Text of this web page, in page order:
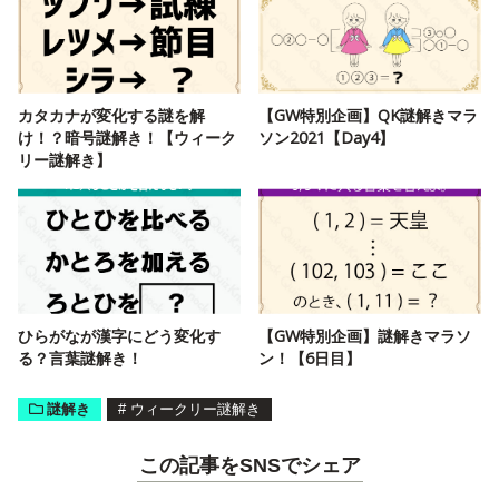
カタカナが変化する謎を解
け！？暗号謎解き！【ウィーク
リー謎解き】
【GW特別企画】QK謎解きマラ
ソン2021【Day4】
ひらがなが漢字にどう変化す
る？言葉謎解き！
【GW特別企画】謎解きマラソ
ン！【6日目】
謎解き # ウィークリー謎解き
この記事をSNSでシェア